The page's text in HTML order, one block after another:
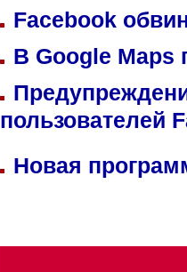
Facebook
В Google Maps
пользователей
Новая